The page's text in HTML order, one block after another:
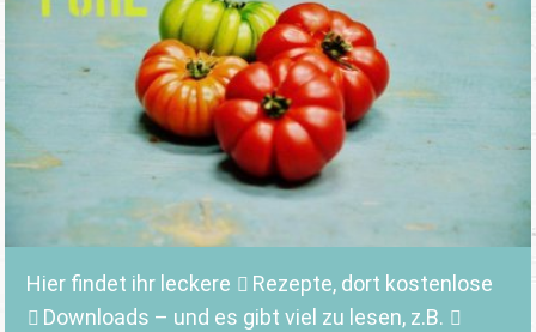
Hier findet ihr leckere Rezepte, dort kostenlose
Downloads – und es gibt viel zu lesen, z.B.